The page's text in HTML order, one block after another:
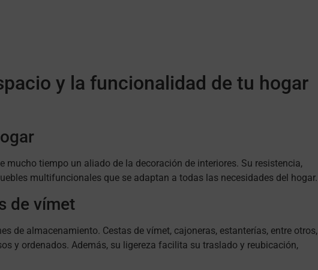
y la funcionalidad de tu hogar
mucho tiempo un aliado de la decoración de interiores. Su resistencia,
multifuncionales que se adaptan a todas las necesidades del hogar.
de vímet
de almacenamiento. Cestas de vímet, cajoneras, estanterías, entre otros,
y ordenados. Además, su ligereza facilita su traslado y reubicación,